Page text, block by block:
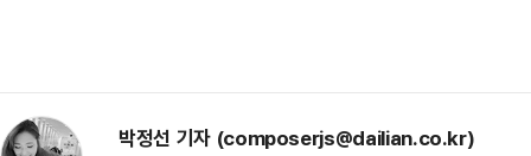
박정선 기자 (composerjs@dailian.co.kr)